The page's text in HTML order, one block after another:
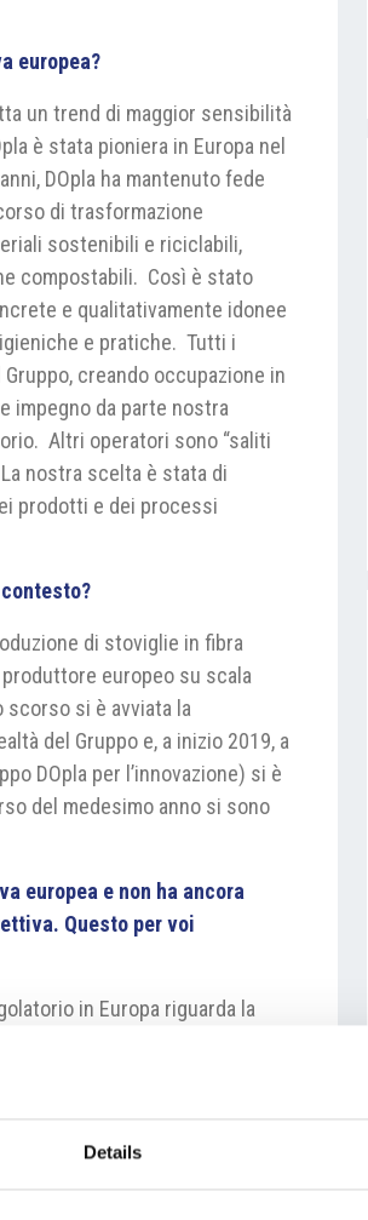
Details
europea?
un trend di maggior sensibilità
è stata pioniera in Europa nel
DOpla ha mantenuto fede
di trasformazione
sostenibili e riciclabili,
compostabili. Così è stato
e qualitativamente idonee
e pratiche. Tutti i
creando occupazione in
impegno da parte nostra
Altri operatori sono “saliti
nostra scelta è stata di
prodotti e dei processi
di stoviglie in fibra
produttore europeo su scala
si è avviata la
del Gruppo e, a inizio 2019, a
DOpla per l’innovazione) si è
del medesimo anno si sono
europea e non ha ancora
Questo per voi
in Europa riguarda la
a creare difficoltà.
utilizzati per le stoviglie in
a livello Europeo.
tra gli Stati Membri ha
parte alcuni prodotti sono stati
apparentemente ammessi in